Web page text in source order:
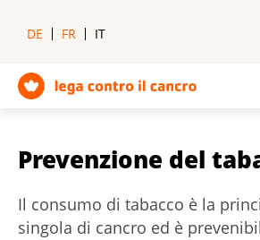
DE FR IT
Prevenzione del
Il consumo di tabacco è la
singola di cancro ed è